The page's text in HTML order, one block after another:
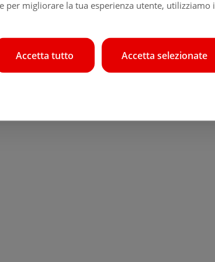
migliorare la tua esperienza utente, utilizziamo i
Accetta selezionate
Accetta tutto